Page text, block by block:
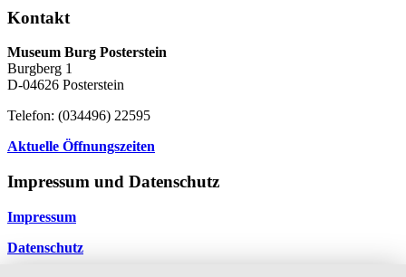
Kontakt
Museum Burg Posterstein
Burgberg 1
D-04626 Posterstein
Telefon: (034496) 22595
Aktuelle Öffnungszeiten
Impressum und Datenschutz
Impressum
Datenschutz